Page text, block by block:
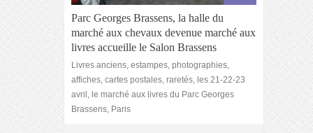
Parc Georges Brassens, la halle du
marché aux chevaux devenue marché aux
livres accueille le Salon Brassens
Livres anciens, estampes, photographies,
affiches, cartes postales, raretés, les 21-22-23
avril, le marché aux livres du Parc Georges
Brassens, Paris